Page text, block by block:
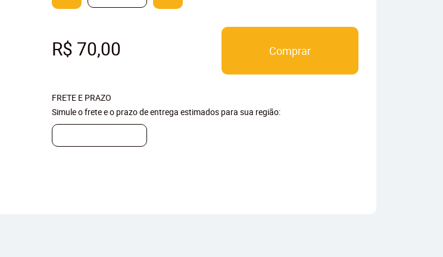
R$ 70,00 Comprar
FRETE E PRAZO
Simule o frete e o prazo de entrega estimados para sua região: